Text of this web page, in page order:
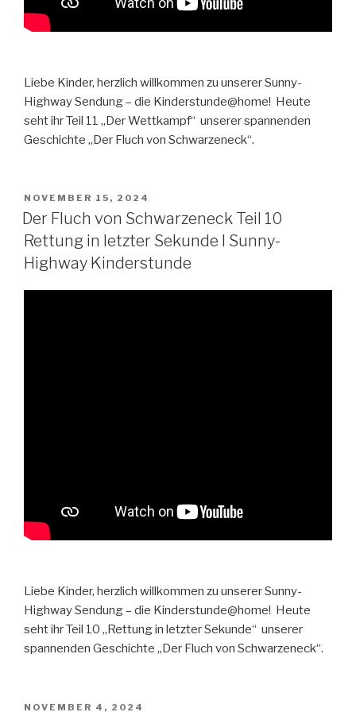
Liebe Kinder, herzlich willkommen zu unserer Sunny-
Highway Sendung – die Kinderstunde@home! Heute
seht ihr Teil 11 „Der Wettkampf“ unserer spannenden
Geschichte „Der Fluch von Schwarzeneck“.
VERÖFFENTLICHT
AM
NOVEMBER 15, 2024
Der Fluch von Schwarzeneck Teil 10
Rettung in letzter Sekunde I Sunny-
Highway Kinderstunde
Liebe Kinder, herzlich willkommen zu unserer Sunny-
Highway Sendung – die Kinderstunde@home! Heute
seht ihr Teil 10 „Rettung in letzter Sekunde“ unserer
spannenden Geschichte „Der Fluch von Schwarzeneck“.
VERÖFFENTLICHT
NOVEMBER 4, 2024